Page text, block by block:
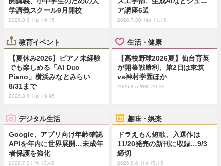
学講義スクール9月開校
2026.8.6 Thu 19:15
ア講座6選
2026.7.30 Thu 11:15
教育イベント
【夏休み2026】ピアノ未経験
でも楽しめる「AI Duo
Piano」横浜みなとみらい
8/31まで
2026.8.6 Thu 19:45
生活・健康
【高校野球2026夏】仙台育英
が開幕戦勝利、第2日は東筑
vs神村学園ほか
2026.8.5 Wed 20:32
デジタル生活
Google、アプリ向け年齢確認
APIを年内に世界展開…未成年
者保護を強化
2026.7.31 Fri 13:45
趣味・娯楽
ドラえもん短歌、入選作は
11/20発売の新刊に収録…9/3
締切
2026.8.6 Thu 15:15